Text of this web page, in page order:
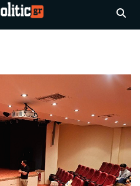
απο τη
την Ελλάδα και
Κόσμο